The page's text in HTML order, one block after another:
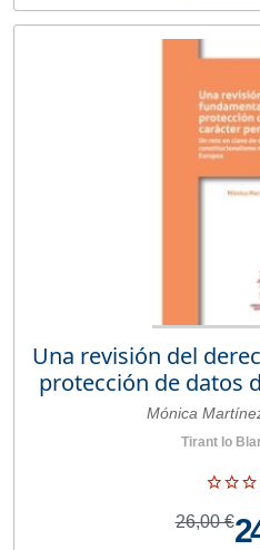
Una revisión del
protección de datos
Mónica
Tirant lo
26,00 €